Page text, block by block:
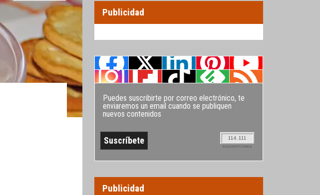
Publicidad
Puedes suscribirte por correo electrónico, te
enviaremos un email cuando se publiquen
nuevos contenidos
114.111
SUSCRIPTORES
Publicidad